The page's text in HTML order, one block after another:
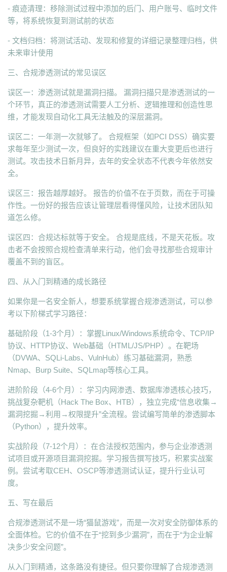
- 痕迹清理：移除测试过程中添加的后门、用户账号、临时文件
等，将系统恢复到测试前的状态
- 文档归档：将测试活动、发现和修复的详细记录整理归档，供
未来审计使用
三、合规渗透测试的常见误区
误区一：渗透测试就是漏洞扫描。 漏洞扫描只是渗透测试的一
个环节，真正的渗透测试需要人工分析、逻辑推理和创造性思
维，才能发现自动化工具无法触及的深层漏洞。
误区二：一年测一次就够了。 合规框架（如PCI DSS）确实要
求每年至少测试一次，但良好的实践建议在重大变更后也进行
测试。攻击技术日新月异，去年的安全状态不代表今年依然安
全。
误区三：报告越厚越好。 报告的价值不在于页数，而在于可操
作性。一份好的报告应该让管理层看得懂风险，让技术团队知
道怎么修。
误区四：合规达标就等于安全。 合规是底线，不是天花板。攻
击者不会按照合规检查清单来行动，他们会寻找那些合规审计
覆盖不到的盲区。
四、从入门到精通的成长路径
如果你是一名安全新人，想要系统掌握合规渗透测试，可以参
考以下阶梯式学习路径：
基础阶段（1-3个月）：掌握Linux/Windows系统命令、TCP/IP
协议、HTTP协议、Web基础（HTML/JS/PHP）。在靶场
（DVWA、SQLi-Labs、VulnHub）练习基础漏洞，熟悉
Nmap、Burp Suite、SQLmap等核心工具。
进阶阶段（4-6个月）：学习内网渗透、数据库渗透核心技巧，
挑战复杂靶机（Hack The Box、HTB），独立完成“信息收集→
漏洞挖掘→利用→权限提升”全流程。尝试编写简单的渗透脚本
（Python），提升效率。
实战阶段（7-12个月）：在合法授权范围内，参与企业渗透测
试项目或开源项目漏洞挖掘。学习报告撰写技巧，积累实战案
例。尝试考取CEH、OSCP等渗透测试认证，提升行业认可
度。
五、写在最后
合规渗透测试不是一场“猫鼠游戏”，而是一次对安全防御体系的
全面体检。它的价值不在于“挖到多少漏洞”，而在于“为企业解
决多少安全问题”。
从入门到精通，这条路没有捷径。但只要你理解了合规渗透测